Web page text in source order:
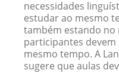
necessidades
estudar ao mesmo
também estando no
participantes
mesmo tempo. A
sugere que aulas